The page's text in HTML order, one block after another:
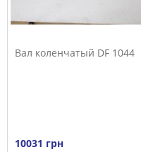
Вал коленчатый DF 1044
10031 грн